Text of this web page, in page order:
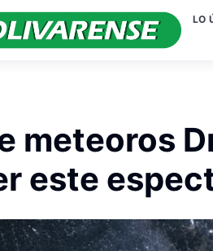
LO
meteoros
este